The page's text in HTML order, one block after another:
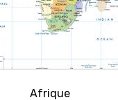
Afrique